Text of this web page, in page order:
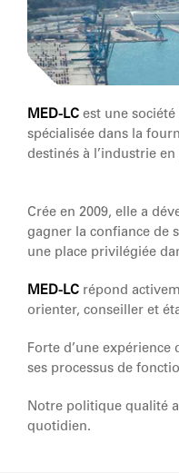
MED-LC est une
spécialisée dans la
destinés à l’industrie
Crée en 2009, elle a
gagner la confiance de
une place privilégiée
MED-LC répond
orienter, conseiller et
Forte d’une
ses processus de
Notre politique qualité
quotidien.